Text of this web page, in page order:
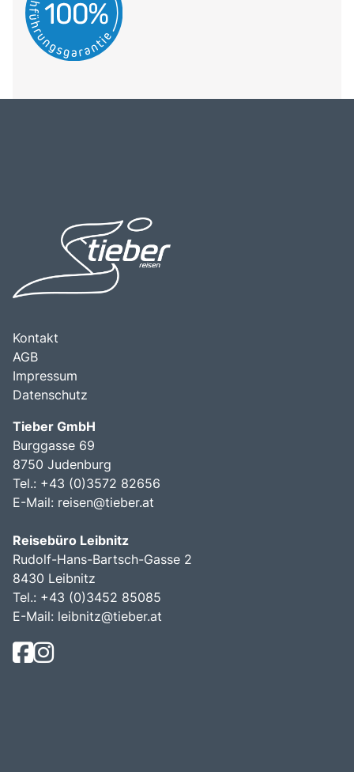
Kontakt
AGB
Impressum
Datenschutz
Tieber GmbH
Burggasse 69
8750 Judenburg
Tel.: +43 (0)3572 82656
E-Mail: reisen@tieber.at
Reisebüro Leibnitz
Rudolf-Hans-Bartsch-Gasse 2
8430 Leibnitz
Tel.: +43 (0)3452 85085
E-Mail: leibnitz@tieber.at